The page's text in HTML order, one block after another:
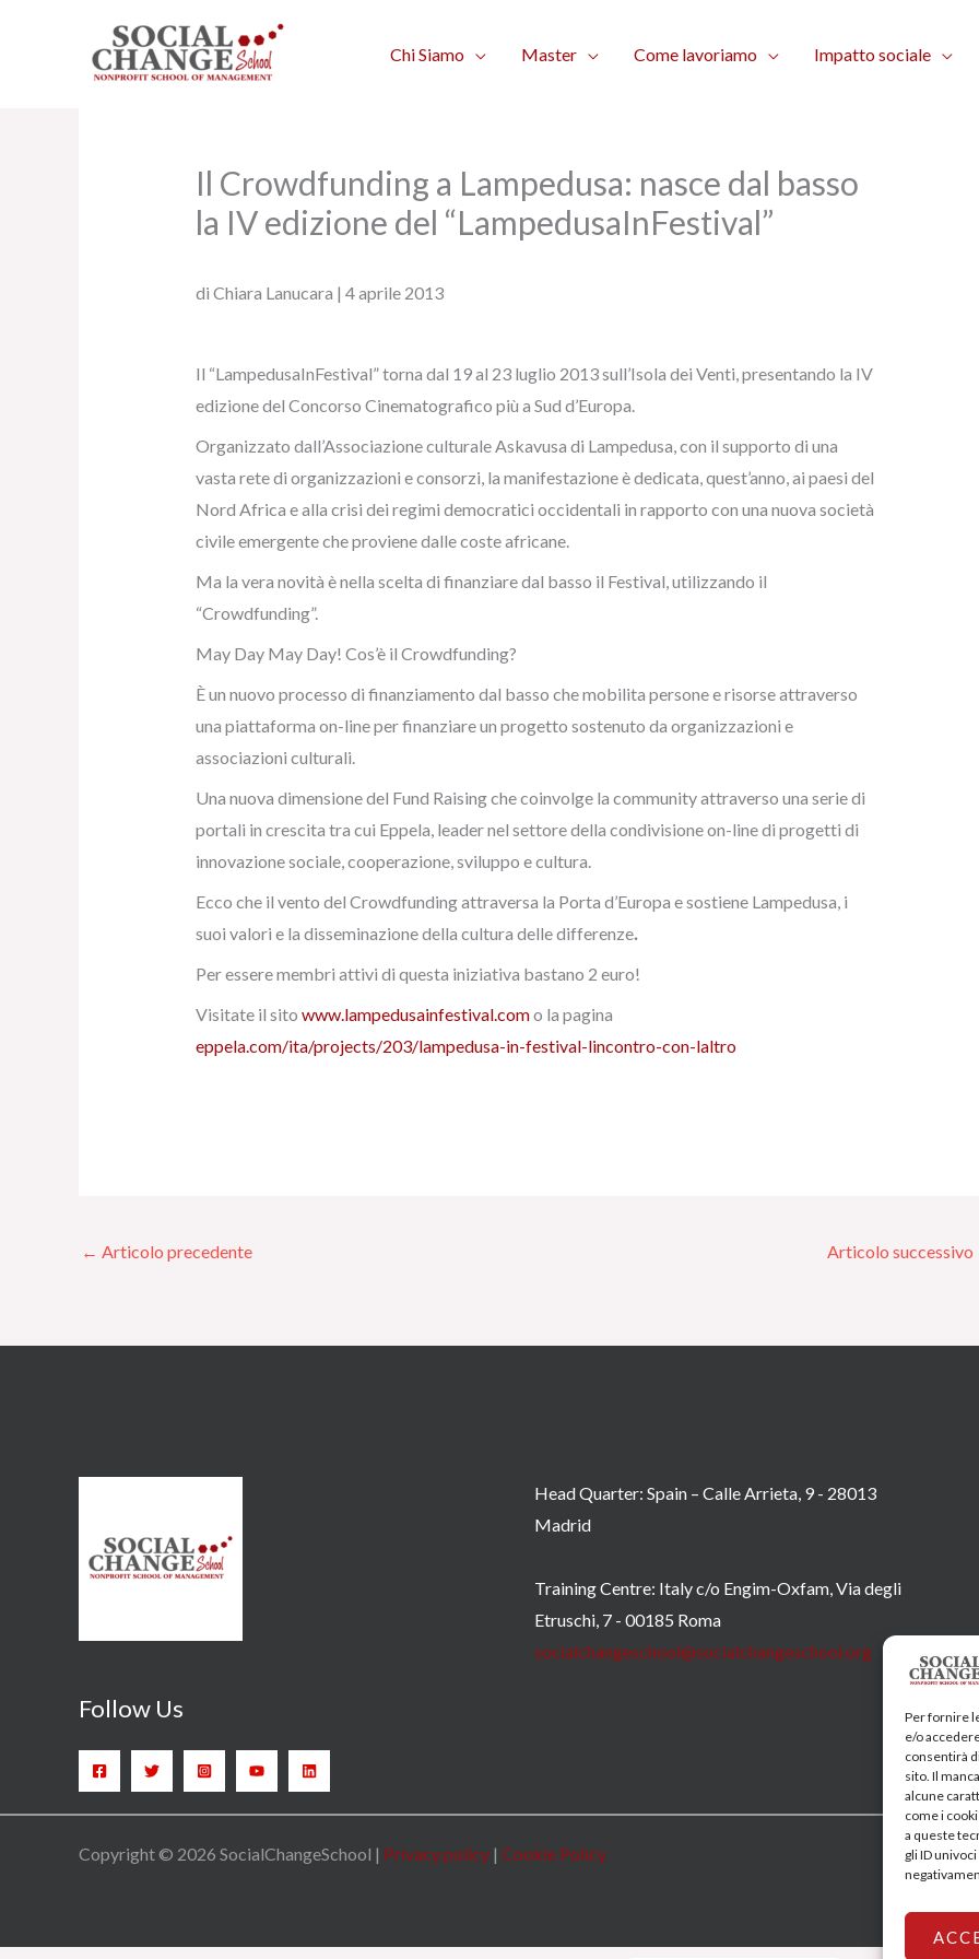
Per fornire
e/o
consentirà
sito. Il
alcune
come i
a queste
gli ID
Chi Siamo Master Come lavoriamo Impatto sociale
Il Crowdfunding a Lampedusa: nasce dal basso
la IV edizione del “LampedusaInFestival”
di Chiara Lanucara | 4 aprile 2013
Il “LampedusaInFestival” torna dal 19 al 23 luglio 2013 sull’Isola dei Venti, presentando la IV
edizione del Concorso Cinematografico più a Sud d’Europa.
Organizzato dall’Associazione culturale Askavusa di Lampedusa, con il supporto di una
vasta rete di organizzazioni e consorzi, la manifestazione è dedicata, quest’anno, ai paesi del
Nord Africa e alla crisi dei regimi democratici occidentali in rapporto con una nuova società
civile emergente che proviene dalle coste africane.
Ma la vera novità è nella scelta di finanziare dal basso il Festival, utilizzando il
“Crowdfunding”.
May Day May Day! Cos’è il Crowdfunding?
È un nuovo processo di finanziamento dal basso che mobilita persone e risorse attraverso
una piattaforma on-lineper finanziare un progetto sostenuto da organizzazioni e
associazioni culturali.
Una nuova dimensione del Fund Raising che coinvolge la community attraverso una serie di
portali in crescita tra cui Eppela, leader nel settore della condivisione on-line di progetti di
innovazione sociale, cooperazione, sviluppo e cultura.
Ecco che il vento del Crowdfunding attraversa la Porta d’Europa e sostiene Lampedusa, i
suoi valori e la disseminazione della cultura delle differenze.
Per essere membri attivi di questa iniziativa bastano 2 euro!
Visitate il sito www.lampedusainfestival.como la pagina
eppela.com/ita/projects/203/lampedusa-in-festival-lincontro-con-laltro
← Articolo precedente Articolo successivo
Follow Us
Head Quarter: Spain – Calle Arrieta, 9 - 28013
Madrid
Training Centre: Italy c/o Engim-Oxfam, Via degli
Etruschi, 7 - 00185 Roma
socialchangeschool@socialchangeschool.org
Copyright © 2026 SocialChangeSchool | Privacy policy | Cookie Policy